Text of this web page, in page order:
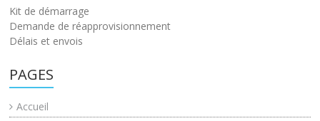
Kit de démarrage
Demande de réapprovisionnement
Délais et envois
PAGES
Accueil